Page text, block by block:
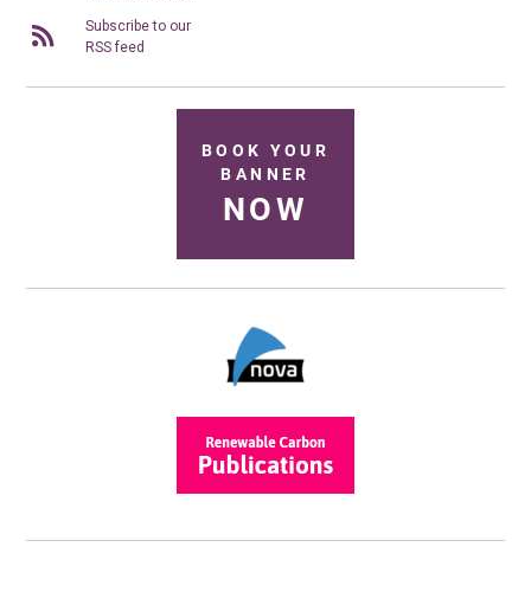
Subscribe to our
RSS feed
BOOK YOUR
BANNER
NOW